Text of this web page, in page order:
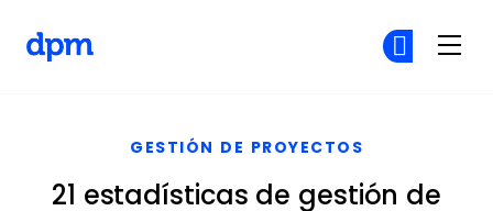
GESTIÓN DE PROYECTOS
21 estadísticas de gestión de